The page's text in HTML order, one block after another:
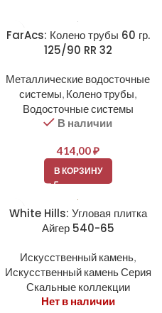
FarAcs: Колено трубы 60 гр.
125/90 RR 32
Металлические водосточные
системы, Колено трубы,
Водосточные системы
В наличии
414,00₽
В КОРЗИНУ
White Hills: Угловая плитка
Айгер 540-65
Искусственный камень,
Искусственный камень Серия
Скальные коллекции
Нет в наличии